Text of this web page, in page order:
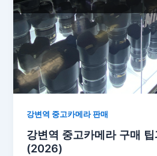
강변역 중고카메라 판매
강변역 중고카메라 구매
(2026)